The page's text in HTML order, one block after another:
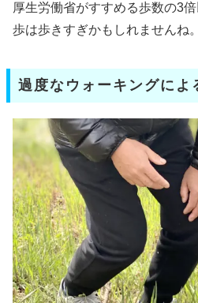
厚生労働省がすすめる歩数の3
歩は歩きすぎかもしれませんね。
過度なウォーキングによ